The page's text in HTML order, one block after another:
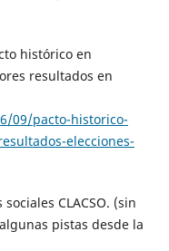
histórico en
resultados en
09/pacto-historico-
elecciones-
CLACSO. (sin
pistas desde la